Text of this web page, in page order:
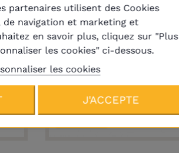
En réapprovisionnement
partenaires utilisent des Cookies
navigation et marketing et
en savoir plus, cliquez sur "Plus
les cookies" ci-dessous.
les cookies
J'ACCEPTE